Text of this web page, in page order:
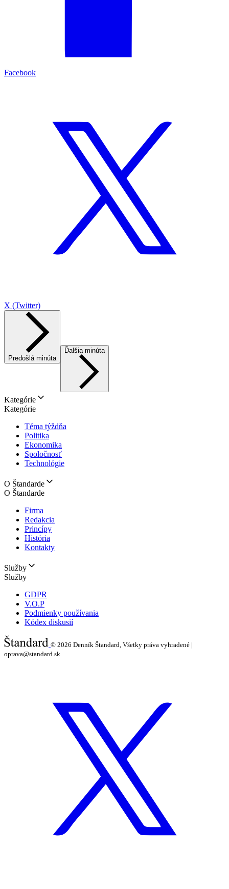
Facebook
X (Twitter)
Predošlá minúta
Ďalšia minúta
Kategórie
Kategórie
Téma týždňa
Politika
Ekonomika
Spoločnosť
Technológie
O Štandarde
O Štandarde
Firma
Redakcia
Princípy
História
Kontakty
Služby
Služby
GDPR
V.O.P
Podmienky používania
Kódex diskusií
© 2026 Denník Štandard, Všetky práva vyhradené |
oprava@standard.sk